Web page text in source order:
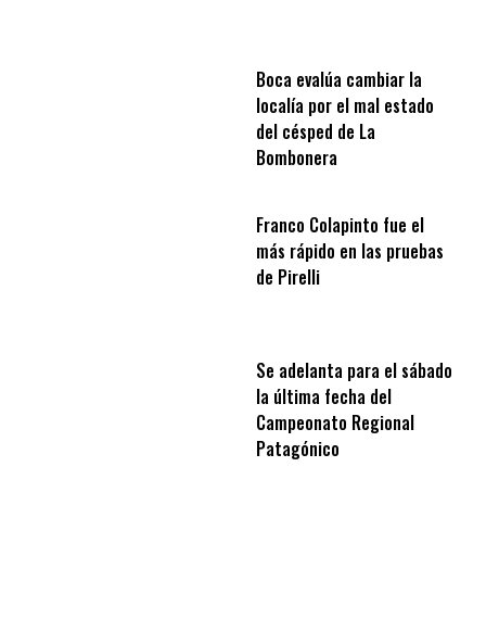
Boca evalúa cambiar la
localía por el mal estado
del césped de La
Bombonera
Franco Colapinto fue el
más rápido en las pruebas
de Pirelli
Se adelanta para el sábado
la última fecha del
Campeonato Regional
Patagónico